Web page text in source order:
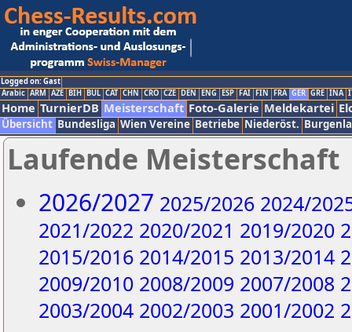
Logged on: Gast
Arabic ARM AZE BIH BUL CAT CHN CRO CZE DEN ENG ESP FAI FIN FRA GER GRE INA
Home TurnierDB Meisterschaft Foto-Galerie Meldekartei
Übersicht Bundesliga Wien Vereine Betriebe Niederöst.
Laufende Meisterschaft
2026/2027 2025/2026 2024/
2021/2022 2020/2021 2019/2020
2015/2016 2014/2015 2013/2014
2009/2010 2008/2009 2007/2008
2003/2004 2002/2003 2001/2002